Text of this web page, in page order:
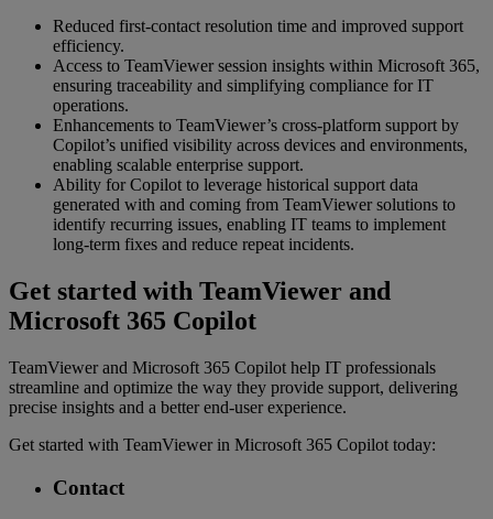
Reduced first-contact resolution time and improved support
efficiency.
Access to TeamViewer session insights within Microsoft 365,
ensuring traceability and simplifying compliance for IT
operations.
Enhancements to TeamViewer’s cross-platform support by
Copilot’s unified visibility across devices and environments,
enabling scalable enterprise support.
Ability for Copilot to leverage historical support data
generated with and coming from TeamViewer solutions to
identify recurring issues, enabling IT teams to implement
long-term fixes and reduce repeat incidents.
Get started with TeamViewer and
Microsoft 365 Copilot
TeamViewer and Microsoft 365 Copilot help IT professionals
streamline and optimize the way they provide support, delivering
precise insights and a better end-user experience.
Get started with TeamViewer in Microsoft 365 Copilot today:
Contact